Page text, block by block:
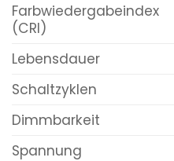
Farbwiedergabeindex
(CRI)
Lebensdauer
Schaltzyklen
Dimmbarkeit
Spannung